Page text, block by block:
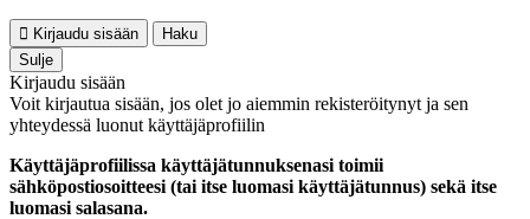
Kirjaudu sisään
Haku
Sulje
Kirjaudu sisään
Voit kirjautua sisään, jos olet jo aiemmin rekisteröitynyt ja sen
yhteydessä luonut käyttäjäprofiilin
Käyttäjäprofiilissa käyttäjätunnuksenasi toimii
sähköpostiosoitteesi (tai itse luomasi käyttäjätunnus) sekä itse
luomasi salasana.